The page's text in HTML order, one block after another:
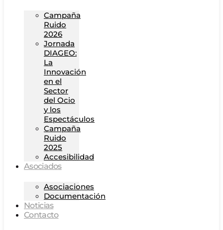
Campaña
Ruido
2026
Jornada
DIAGEO:
La
Innovación
en el
Sector
del Ocio
y los
Espectáculos
Campaña
Ruido
2025
Accesibilidad
Asociados
Asociaciones
Documentación
Noticias
Contacto